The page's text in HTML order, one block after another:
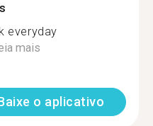
everyday
mais
o aplicativo